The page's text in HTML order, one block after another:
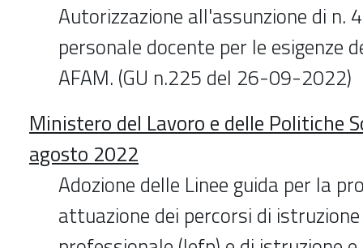
Autorizzazione all'assunzione di n.
personale docente per le esigenze
AFAM. (GU n.225 del 26-09-2022)
Ministero del Lavoro e delle Politiche
agosto 2022
Adozione delle Linee guida per la
attuazione dei percorsi di